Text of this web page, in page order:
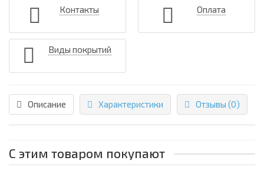
Контакты Оплата
Виды покрытий
Описание Характеристики Отзывы (0)
С этим товаром покупают